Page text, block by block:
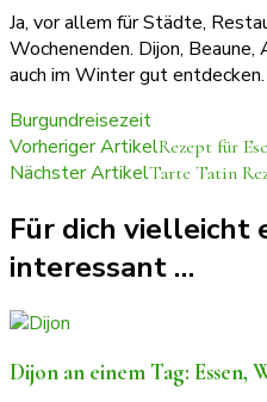
Ja, vor allem für Städte,
Wochenenden. Dijon,
auch im Winter gut entdecken.
Burgundreisezeit
Beitragsnavigation
Vorheriger ArtikelRezept für
Nächster ArtikelTarte Tatin
Für dich vielleicht
interessant …
Dijon an einem Tag: Essen,